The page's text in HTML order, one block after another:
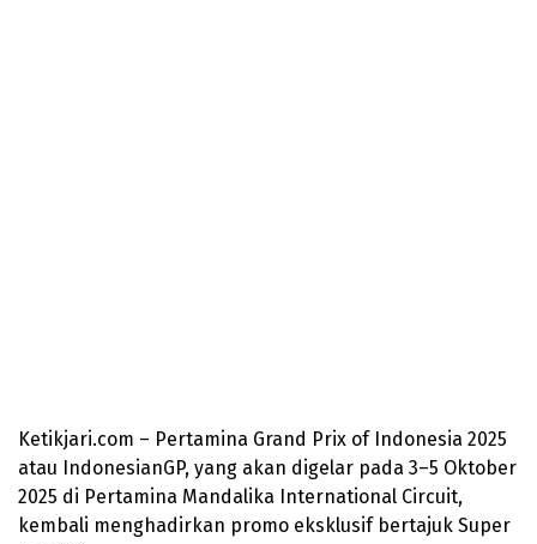
Ketikjari.com – Pertamina Grand Prix of Indonesia 2025
atau IndonesianGP, yang akan digelar pada 3–5 Oktober
2025 di Pertamina Mandalika International Circuit,
kembali menghadirkan promo eksklusif bertajuk Super